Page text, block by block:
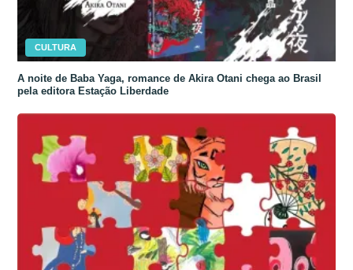
CULTURA
A noite de Baba Yaga, romance de Akira Otani chega ao Brasil
pela editora Estação Liberdade